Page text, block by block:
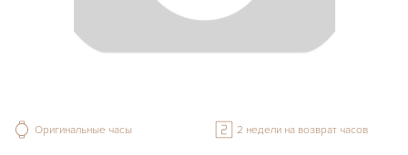
Оригинальные часы 2 недели на возврат часов